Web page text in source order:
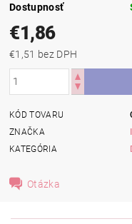
Dostupnosť
€1,86
€1,51 bez DPH
KÓD TOVARU
ZNAČKA
KATEGÓRIA
Otázka